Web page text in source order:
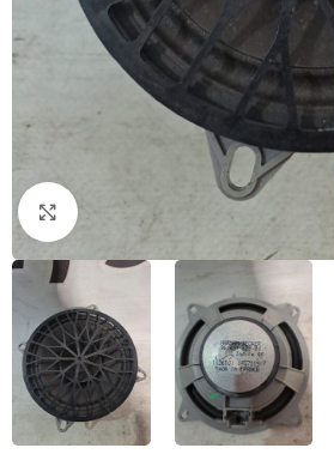
Натисніть, щоб збільшити